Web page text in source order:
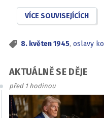
VÍCE SOUVISEJÍCÍCH
8. květen 1945, oslavy
AKTUÁLNĚ SE DĚJE
před 1 hodinou